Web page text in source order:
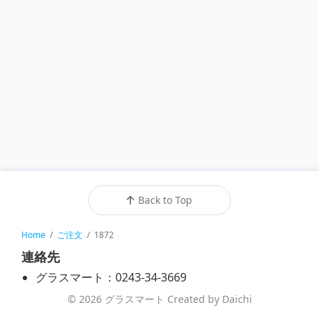
Back to Top
Home / ご注文 / 1872
連絡先
グラスマート：0243-34-3669
© 2026 グラスマート Created by Daichi